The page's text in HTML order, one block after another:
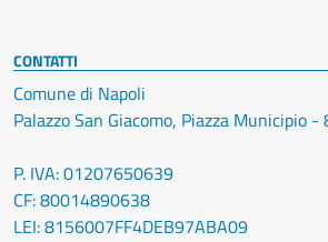
CONTATTI
Comune di Napoli
Palazzo San Giacomo, Piazza Municipio -
P. IVA: 01207650639
CF: 80014890638
LEI: 8156007FF4DEB97ABA09